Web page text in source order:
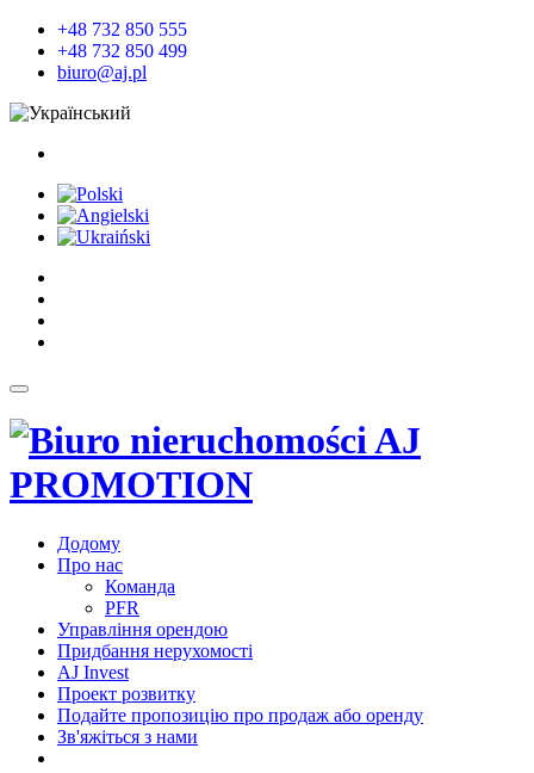
+48 732 850 555
+48 732 850 499
biuro@aj.pl
Додому
Про нас
Команда
PFR
Управління орендою
Придбання нерухомості
AJ Invest
Проект розвитку
Подайте пропозицію про продаж або оренду
Зв'яжіться з нами